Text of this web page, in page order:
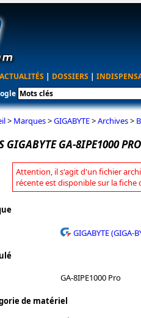
ACTUALITÉS | DOSSIERS |
> Marques>GIGABYTE>Archives>
GIGABYTE GA-8IPE1000
Attention, il s'agit d'un fichier
récente est disponible sur la fiche
GIGABYTE (GIGA-
GA-8IPE1000 Pro
de matériel